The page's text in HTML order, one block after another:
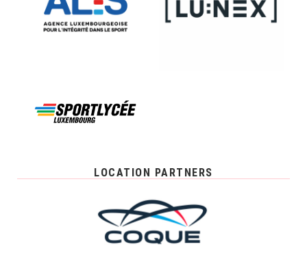
LOCATION PARTNERS